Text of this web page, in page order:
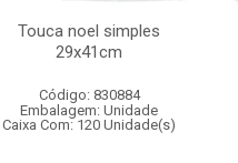
Touca noel simples
29x41cm
Código: 830884
Embalagem: Unidade
Caixa Com: 120 Unidade(s)